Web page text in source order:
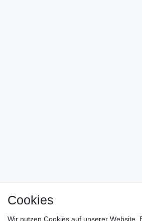
Cookies
Wir nutzen Cookies auf unserer